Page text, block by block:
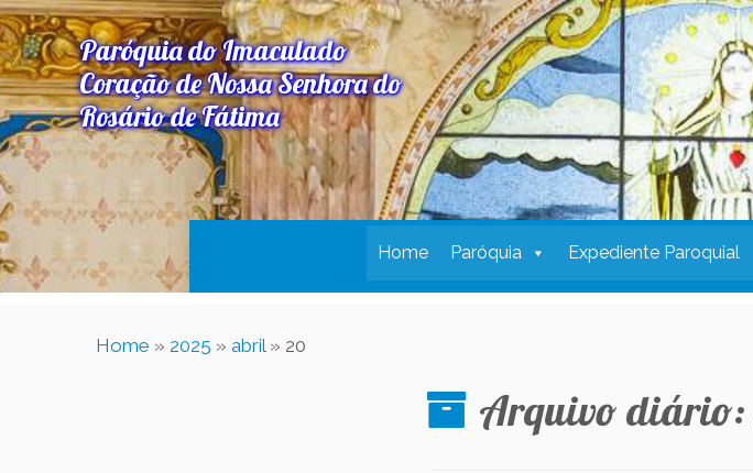
Paróquia do Imaculado
Coração de Nossa Senhora do
Rosário de Fátima
Home Paróquia Expediente Paroquial
Home » 2025 » abril » 20
Arquivo diário: